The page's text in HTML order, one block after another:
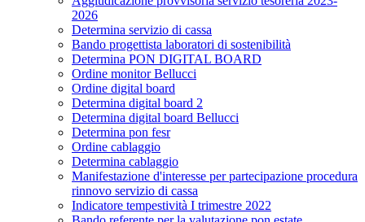
2026
Determina servizio di cassa
Bando progettista laboratori di sostenibilità
Determina PON DIGITAL BOARD
Ordine monitor Bellucci
Ordine digital board
Determina digital board 2
Determina digital board Bellucci
Determina pon fesr
Ordine cablaggio
Determina cablaggio
Manifestazione d'interesse per partecipazione procedura
rinnovo servizio di cassa
Indicatore tempestività I trimestre 2022